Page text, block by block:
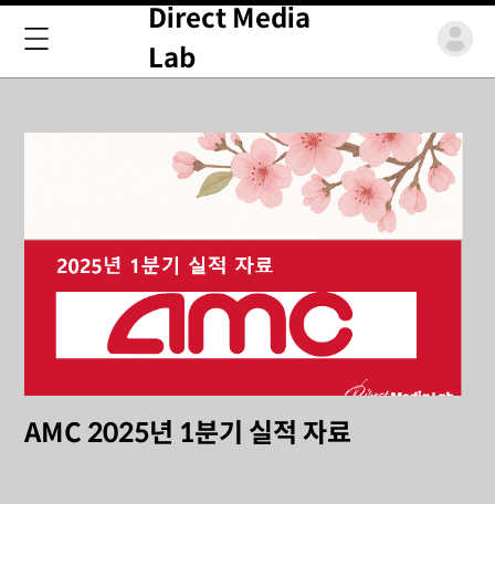
Direct Media
Lab
AMC 2025년 1분기 실적 자료